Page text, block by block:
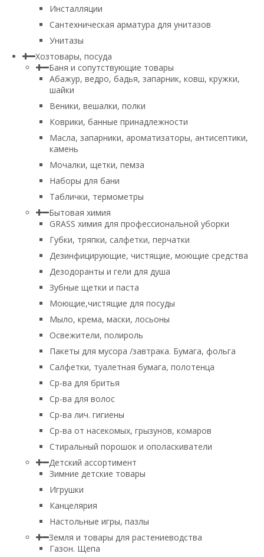
Инсталляции
Сантехническая арматура для унитазов
Унитазы
Хозтовары, посуда
Баня и сопутствующие товары
Абажур, ведро, бадья, запарник, ковш, кружки,
шайки
Веники, вешалки, полки
Коврики, банные принадлежности
Масла, запарники, ароматизаторы, антисептики,
камень
Мочалки, щетки, пемза
Наборы для бани
Таблички, термометры
Бытовая химия
GRASS химия для профессиональной уборки
Губки, тряпки, салфетки, перчатки
Дезинфицирующие, чистящие, моющие средства
Дезодоранты и гели для душа
Зубные щетки и паста
Моющие,чистящие для посуды
Мыло, крема, маски, лосьоны
Освежители, полироль
Пакеты для мусора /завтрака. Бумага, фольга
Салфетки, туалетная бумага, полотенца
Ср-ва для бритья
Ср-ва для волос
Ср-ва лич. гигиены
Ср-ва от насекомых, грызунов, комаров
Стиральный порошок и ополаскиватели
Детский ассортимент
Зимние детские товары
Игрушки
Канцелярия
Настольные игры, пазлы
Земля и товары для растениеводства
Газон. Щепа